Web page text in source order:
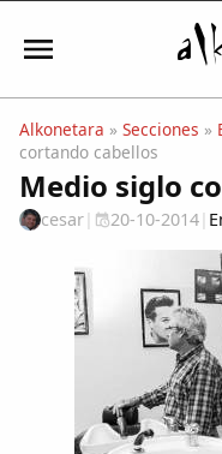
Iniciar sesión
Mi Cuenta
El Tiempo
Actualidad
Alkonetara » Secciones »
cortando cabellos
Medio siglo
cesar| 20-10-2014|